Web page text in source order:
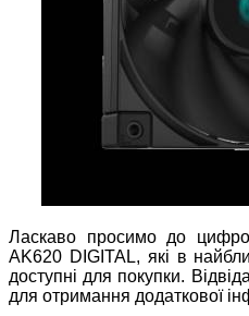
Ласкаво просимо до
AK620 DIGITAL, які в
доступні для покупки.
для отримання додаткової